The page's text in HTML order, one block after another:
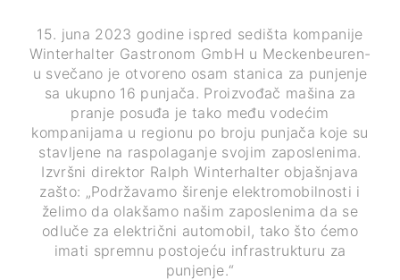
15. juna 2023 godine ispred sedišta kompanije
Winterhalter Gastronom GmbH u Meckenbeuren-
u svečano je otvoreno osam stanica za punjenje
sa ukupno 16 punjača. Proizvođač mašina za
pranje posuđa je tako među vodećim
kompanijama u regionu po broju punjača koje su
stavljene na raspolaganje svojim zaposlenima.
Izvršni direktor Ralph Winterhalter objašnjava
zašto: „Podržavamo širenje elektromobilnosti i
želimo da olakšamo našim zaposlenima da se
odluče za električni automobil, tako što ćemo
imati spremnu postojeću infrastrukturu za
punjenje.“